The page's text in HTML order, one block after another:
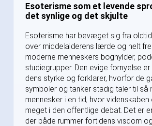
Esoterisme som et levende
det synlige og det skjulte
Esoterisme har bevæget sig fra
over middelalderens lærde og helt
moderne menneskers boghylder,
studiegrupper. Den evige fornyelse
dens styrke og forklarer, hvorfor de
symboler og tanker stadig taler til så
mennesker i en tid, hvor videnskaben
meget i den offentlige debat. Det er
der både rummer fortidens visdom